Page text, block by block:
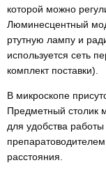
которой можно
Люминесцентный
ртутную лампу и
используется сеть
комплект поставки).
В микроскопе
Предметный столик
для удобства
расстояния.